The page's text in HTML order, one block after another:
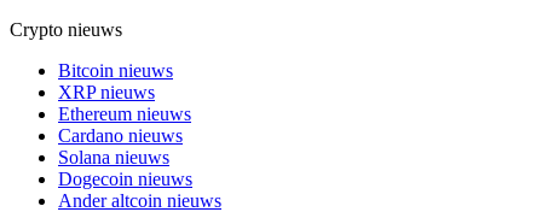
Crypto nieuws
Bitcoin nieuws
XRP nieuws
Ethereum nieuws
Cardano nieuws
Solana nieuws
Dogecoin nieuws
Ander altcoin nieuws